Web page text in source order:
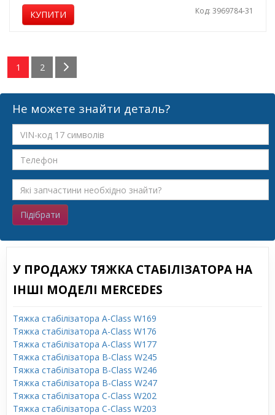
КУПИТИ Код: 3969784-31
1 2
Не можете знайти деталь?
Підібрати
У ПРОДАЖУ ТЯЖКА СТАБІЛІЗАТОРА НА
ІНШІ МОДЕЛІ MERCEDES
Тяжка стабілізатора A-Class W169
Тяжка стабілізатора A-Class W176
Тяжка стабілізатора A-Class W177
Тяжка стабілізатора B-Class W245
Тяжка стабілізатора B-Class W246
Тяжка стабілізатора B-Class W247
Тяжка стабілізатора C-Class W202
Тяжка стабілізатора C-Class W203